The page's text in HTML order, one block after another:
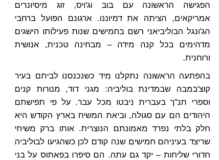
הפגישה הראשונה עם בוב וג'ויס, זוג מיסיונרים
אמריקאים, הציתה את דמיוננו. ארגונם הפועל ברחבי
הג'ונגל הבוליביאני רשם בחמישים שנות פעילותו הישגים
מדהימים בכל קנה מידה – מבחינה טכנית, אנושית
ורוחנית.
בהפתעה הראשונה נתקלנו מיד כשנכנסנו לביתם בעיר
קוצ'במבה שבמדינת בוליביה: מגני דוד, מנורות קנים
וספרי תנ"ך בעברית ניבטו מכל עבר. על פי תפישתם
היהודים הם עם סגולה, וביאת המשיח בארץ הקודש היא
חלק בלתי נפרד מאמונתם הנוצרית. אותו ברק משיחי
שריצד בעיניהם חמישים שנה קודם לכן כשהגיעו לבוליביה
חדורי שליחות – יקד גם עתה. הם סיפרו בפאתוס על בני